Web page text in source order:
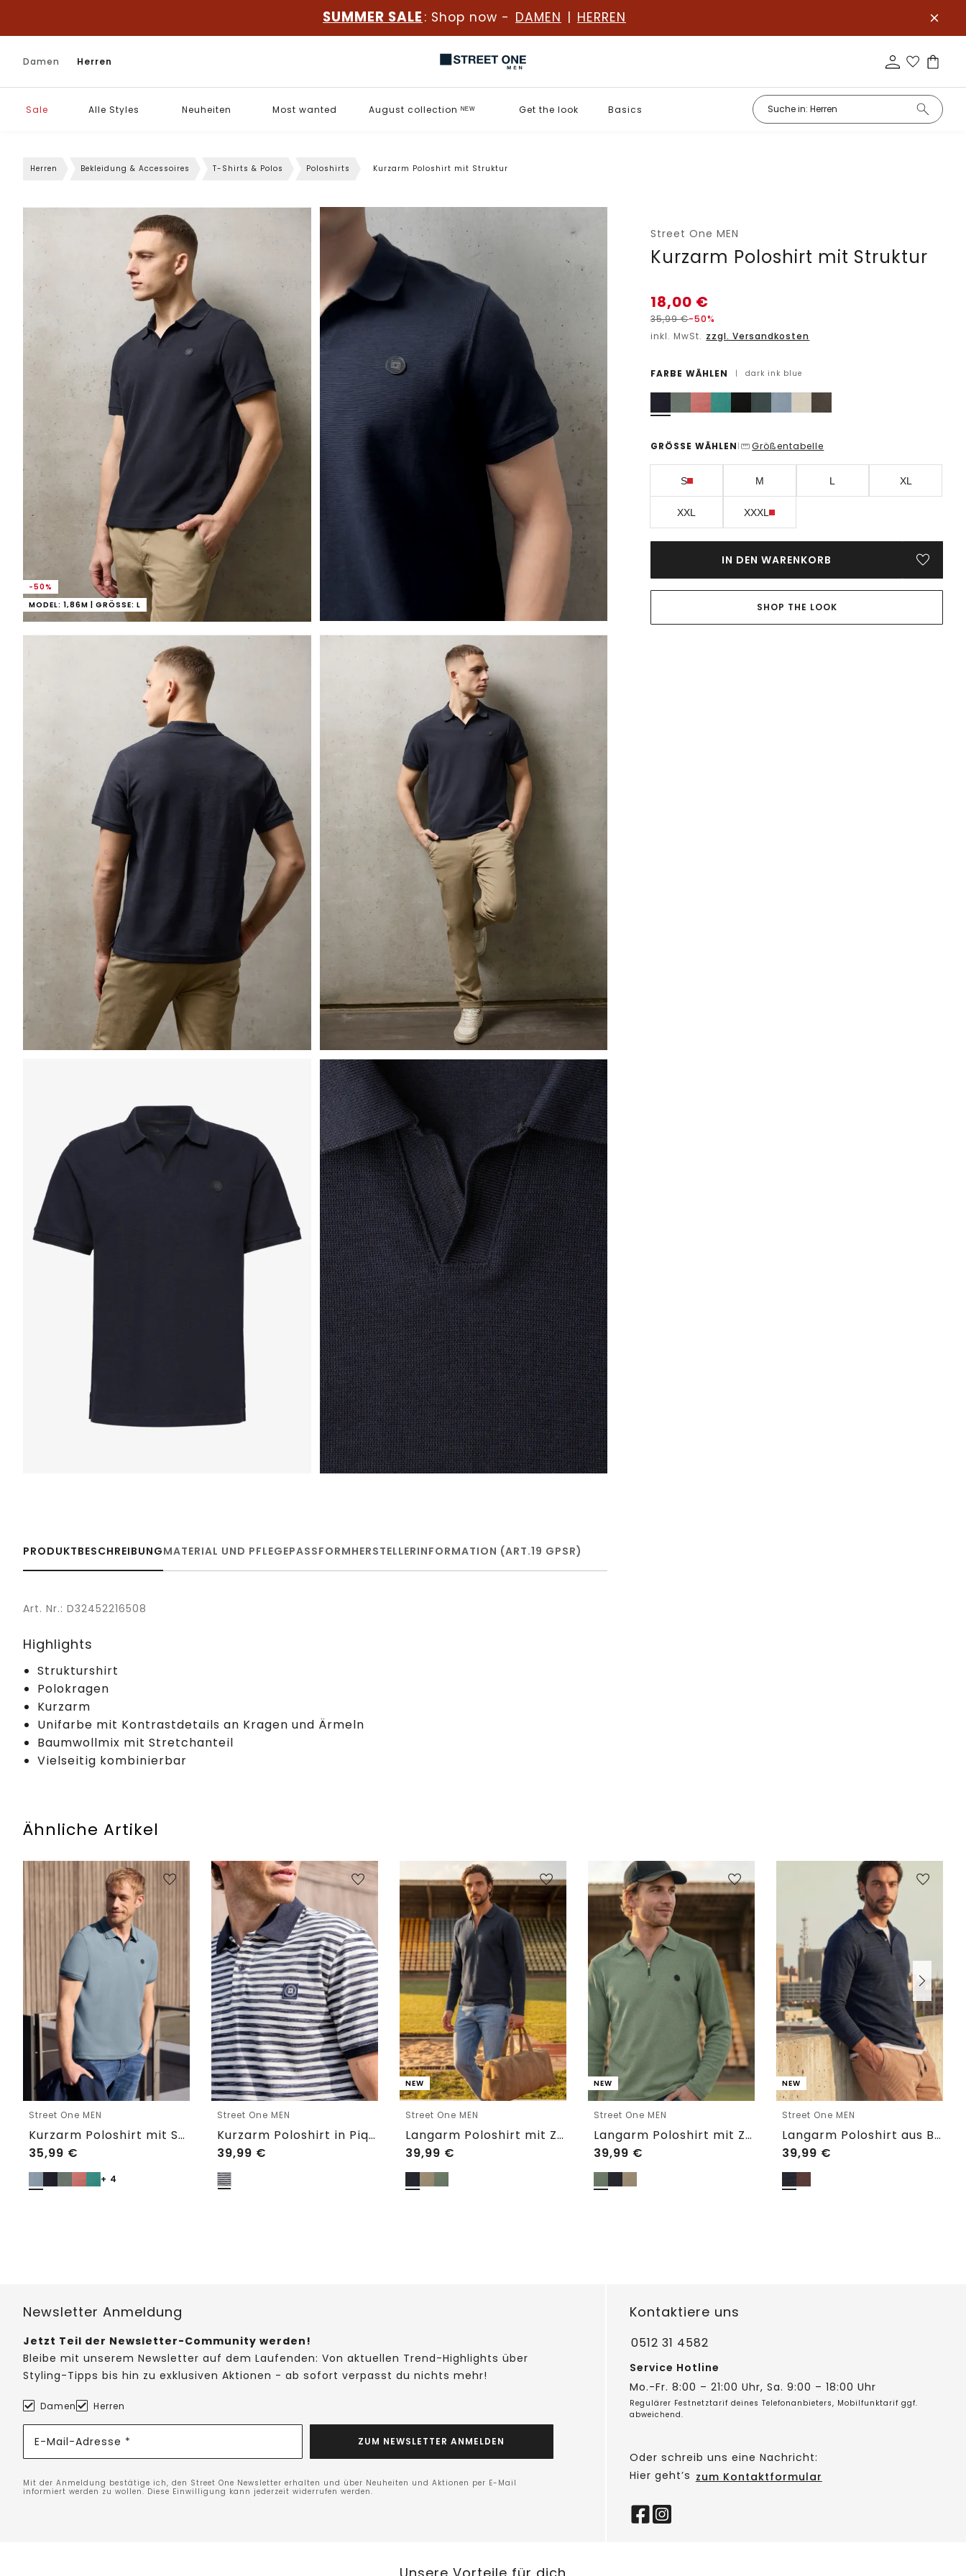
SUMMER SALE : Shop now - DAMEN | HERREN
Damen Herren
Sale Alle Styles Neuheiten Most wanted August collection ᴺᴱᵂ Get the look Basics
Herren Bekleidung & Accessoires T-Shirts & Polos Poloshirts Kurzarm Poloshirt mit Struktur
-50%
MODEL: 1,86M | GRÖSSE: L
Street One MEN
Kurzarm Poloshirt mit Struktur
18,00 €
35,99€-50%
inkl. MwSt. zzgl. Versandkosten
FARBE WÄHLEN | dark ink blue
GRÖSSE WÄHLEN | Größentabelle
S M L XL
XXL XXXL
IN DEN WARENKORB
SHOP THE LOOK
PRODUKTBESCHREIBUNGMATERIAL UND PFLEGEPASSFORMHERSTELLERINFORMATION (ART.19 GPSR)
Art. Nr.: D32452216508
Highlights
Strukturshirt
Polokragen
Kurzarm
Unifarbe mit Kontrastdetails an Kragen und Ärmeln
Baumwollmix mit Stretchanteil
Vielseitig kombinierbar
Ähnliche Artikel
Street One MEN
Kurzarm Poloshirt mit Struktur
35,99 €
+ 4
Street One MEN
Kurzarm Poloshirt in Piquéstruktur
39,99 €
NEW
Street One MEN
Langarm Poloshirt mit Zipperdetail
39,99 €
NEW
Street One MEN
Langarm Poloshirt mit Zipperdetail
39,99 €
NEW
Street One MEN
Langarm Poloshirt aus Baumwolle
39,99 €
Newsletter Anmeldung
Jetzt Teil der Newsletter-Community werden!
Bleibe mit unserem Newsletter auf dem Laufenden: Von aktuellen Trend-Highlights über
Styling-Tipps bis hin zu exklusiven Aktionen - ab sofort verpasst du nichts mehr!
Damen Herren
E-Mail-Adresse * ZUM NEWSLETTER ANMELDEN
Mit der Anmeldung bestätige ich, den Street One Newsletter erhalten und über Neuheiten und Aktionen per E-Mail
informiert werden zu wollen. Diese Einwilligung kann jederzeit widerrufen werden.
Kontaktiere uns
0512 31 4582
Service Hotline
Mo.-Fr. 8:00 – 21:00 Uhr, Sa. 9:00 – 18:00 Uhr
Regulärer Festnetztarif deines Telefonanbieters, Mobilfunktarif ggf.
abweichend.
Oder schreib uns eine Nachricht:
Hier geht’s zum Kontaktformular